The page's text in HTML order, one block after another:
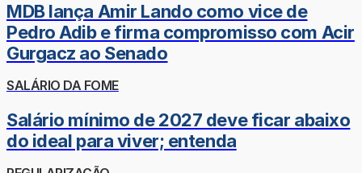
MDB lança Amir Lando como vice de
Pedro Adib e firma compromisso com Acir
Gurgacz ao Senado
SALÁRIO DA FOME
Salário mínimo de 2027 deve ficar abaixo
do ideal para viver; entenda